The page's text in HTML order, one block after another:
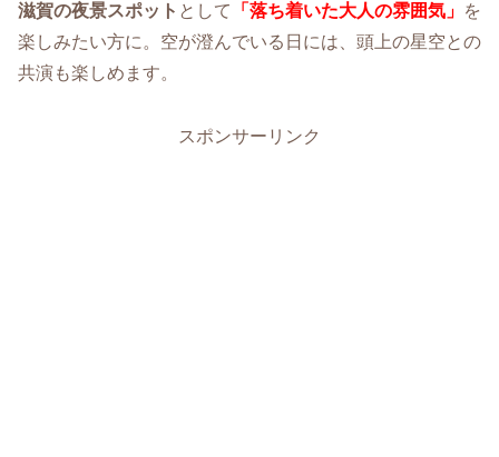
滋賀の夜景スポット として 「落ち着いた大人の雰囲気」 を
楽しみたい方に。空が澄んでいる日には、頭上の星空との
共演も楽しめます。
スポンサーリンク